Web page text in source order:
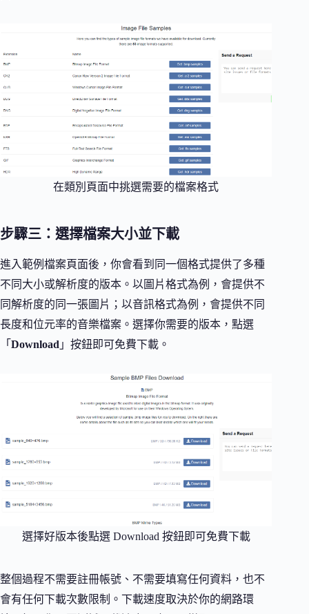
在類別頁面中挑選需要的檔案格式
步驟三：選擇檔案大小並下載
進入範例檔案頁面後，你會看到同一個格式提供了多種
不同大小或解析度的版本。以圖片格式為例，會提供不
同解析度的同一張圖片；以音訊格式為例，會提供不同
長度和位元率的音樂檔案。選擇你需要的版本，點選
「 Download 」按鈕即可免費下載。
選擇好版本後點選 Download 按鈕即可免費下載
整個過程不需要註冊帳號、不需要填寫任何資料，也不
會有任何下載次數限制。下載速度取決於你的網路環